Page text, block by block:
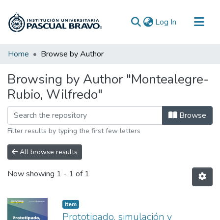
Log In (current)
Communities & Collections
Home Browse by Author
Browsing by Author "Montealegre-
Rubio, Wilfredo"
Browse
Filter results by typing the first few letters
All browse results
Now showing 1 - 1 of 1
Item
Prototipado, simulación y